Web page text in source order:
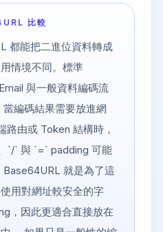
比較
都能把二進位資料轉成
情境不同。標準
與一般資料編碼流
編碼結果需要放進網
路由或 Token 結構時，
`/` 與 `=` padding 可能
就是為了這
用對網址較安全的字
，因此更適合直接放在